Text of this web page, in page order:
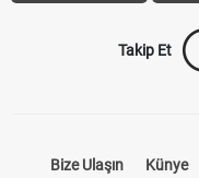
Takip Et
Bize Ulaşın Künye